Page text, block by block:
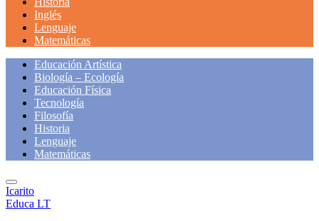
Inglés
Lenguaje
Matemáticas
Educación Artística
Biología – Ecología
Educación Física
Tecnología
Filosofía
Historia
Lenguaje
Matemáticas
Icarito
Educa LT